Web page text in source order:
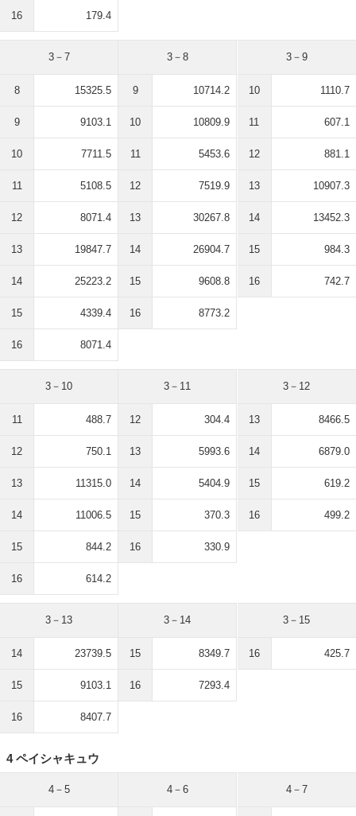
16 179.4
3－7
8 15325.5
9 9103.1
10 7711.5
11 5108.5
12 8071.4
13 19847.7
14 25223.2
15 4339.4
16 8071.4
3－8
9 10714.2
10 10809.9
11 5453.6
12 7519.9
13 30267.8
14 26904.7
15 9608.8
16 8773.2
3－9
10 1110.7
11 607.1
12 881.1
13 10907.3
14 13452.3
15 984.3
16 742.7
3－10
11 488.7
12 750.1
13 11315.0
14 11006.5
15 844.2
16 614.2
3－11
12 304.4
13 5993.6
14 5404.9
15 370.3
16 330.9
3－12
13 8466.5
14 6879.0
15 619.2
16 499.2
3－13
14 23739.5
15 9103.1
16 8407.7
3－14
15 8349.7
16 7293.4
3－15
16 425.7
4 ペイシャキュウ
4－5 4－6 4－7